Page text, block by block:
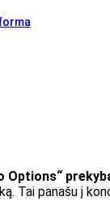
Tai panašu į